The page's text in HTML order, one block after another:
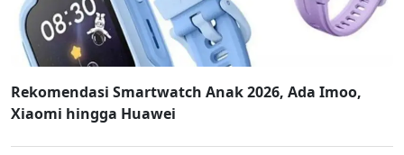
Rekomendasi Smartwatch Anak 2026, Ada Imoo,
Xiaomi hingga Huawei